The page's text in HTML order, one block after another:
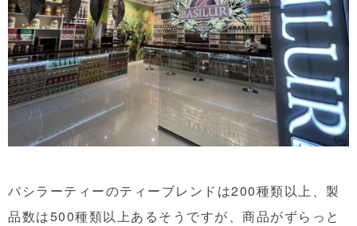
バシラーティーのティーブレンドは200種類以上、製
品数は500種類以上あるそうですが、商品がずらっと